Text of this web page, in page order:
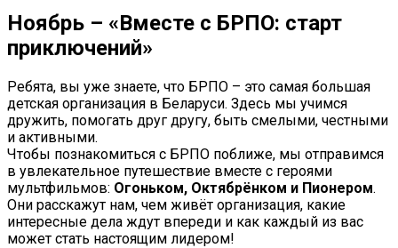
Ноябрь – «Вместе с БРПО: старт
приключений»
Ребята, вы уже знаете, что БРПО – это самая большая
детская организация в Беларуси. Здесь мы учимся
дружить, помогать друг другу, быть смелыми, честными
и активными.
Чтобы познакомиться с БРПО поближе, мы отправимся
в увлекательное путешествие вместе с героями
мультфильмов: Огоньком, Октябрёнком и Пионером.
Они расскажут нам, чем живёт организация, какие
интересные дела ждут впереди и как каждый из вас
может стать настоящим лидером!